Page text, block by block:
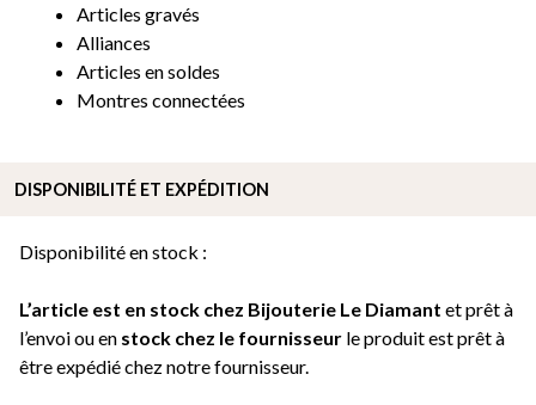
Articles gravés
Alliances
Articles en soldes
Montres connectées
Disponibilité en stock :
L’article est en stock chez Bijouterie Le Diamant et prêt à
l’envoi ou en stock chez le fournisseur le produit est prêt à
être expédié chez notre fournisseur.
DISPONIBILITÉ ET EXPÉDITION